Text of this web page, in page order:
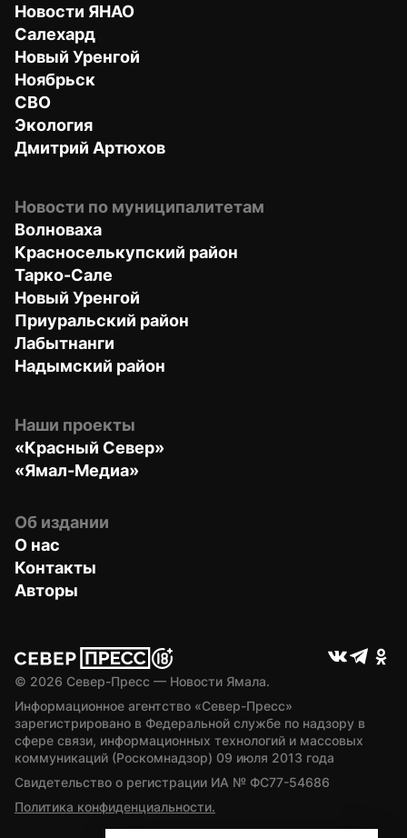
Новости ЯНАО
Салехард
Новый Уренгой
Ноябрьск
СВО
Экология
Дмитрий Артюхов
Новости по муниципалитетам
Волноваха
Красноселькупский район
Тарко-Сале
Новый Уренгой
Приуральский район
Лабытнанги
Надымский район
Наши проекты
«Красный Север»
«Ямал-Медиа»
Об издании
О нас
Контакты
Авторы
© 2026 Север-Пресс — Новости Ямала.
Информационное агентство «Север-Пресс»
зарегистрировано в Федеральной службе по надзору в
сфере связи, информационных технологий и массовых
коммуникаций (Роскомнадзор) 09 июля 2013 года
Свидетельство о регистрации ИА № ФС77-54686
Политика конфиденциальности.